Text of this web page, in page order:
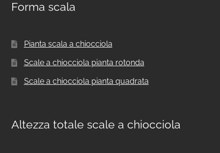
Forma scala
Pianta scala a chiocciola
Scale a chiocciola pianta rotonda
Scale a chiocciola pianta quadrata
Altezza totale scale a chiocciola